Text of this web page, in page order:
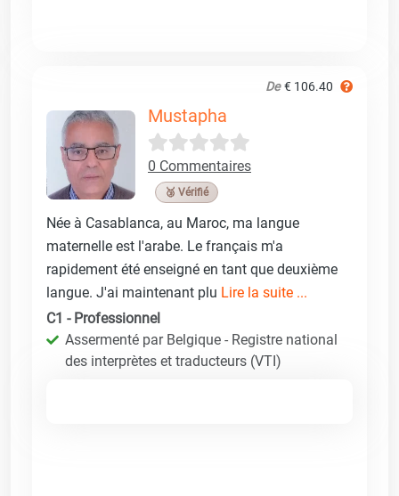
De € 106.40
Mustapha
0 Commentaires
🥉 Vérifié
Née à Casablanca, au Maroc, ma langue
maternelle est l'arabe. Le français m'a
rapidement été enseigné en tant que deuxième
langue. J'ai maintenant plu Lire la suite ...
C1 - Professionnel
Assermenté par Belgique - Registre national
des interprètes et traducteurs (VTI)